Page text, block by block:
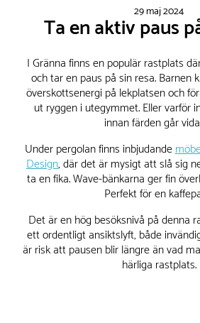
29 maj 2024
Ta en aktiv paus
I Gränna finns en populär rastplats
och tar en paus på sin resa. Barnen
överskottsenergi på lekplatsen och
ut ryggen i utegymmet. Eller varför
innan färden går
Under pergolan finns inbjudande
Design, där det är mysigt att slå sig
ta en fika. Wave-bänkarna ger fin
Perfekt för en
Det är en hög besöksnivå på denna
ett ordentligt ansiktslyft, både
är risk att pausen blir längre än vad
härliga rastplats.